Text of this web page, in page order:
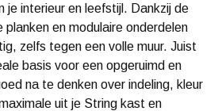
je interieur en leefstijl. Dankzij de
planken en modulaire onderdelen
zelfs tegen een volle muur. Juist
basis voor een opgeruimd en
na te denken over indeling, kleur
uit je String kast en